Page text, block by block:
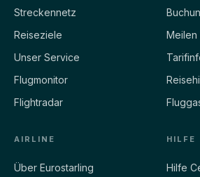
Streckennetz
Reiseziele
Unser Service
Flugmonitor
Flightradar
Meilen
AIRLINE
Über Eurostarling
HILFE
Hilfe